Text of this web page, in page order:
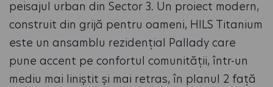
peisajul urban din Sector 3. Un proiect modern,
construit din grijă pentru oameni, HILS Titanium
este un ansamblu rezidențial Pallady care
pune accent pe confortul comunității, într-un
mediu mai liniștit și mai retras, în planul 2 față